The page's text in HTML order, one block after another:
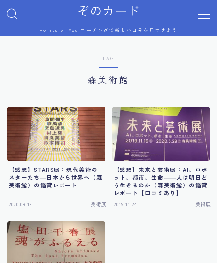
ぞのカード
Points of You コーチングで新しい自分を見つけよう
MENU
コーチング体験談
美術展
芸術祭
ジブリ
食・旅
TAG
森美術館
【感想】STARS展：現代美術の
スターたち―日本から世界へ（森
美術館）の鑑賞レポート
2020.09.19 美術展
【感想】未来と芸術展：AI、ロボ
ット、都市、生命――人は明日ど
う生きるのか（森美術館）の鑑賞
レポート【口コミあり】
2019.11.24 美術展